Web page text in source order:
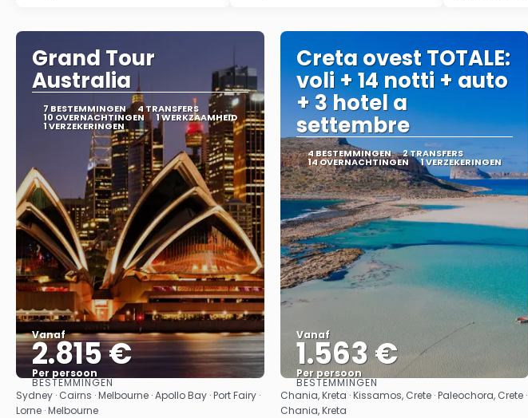
Grand Tour
Australia
7 BESTEMMINGEN 4 TRANSFERS
10 OVERNACHTINGEN 1 WERKZAAMHEID
1 VERZEKERINGEN
Vanaf
2.815 €
Per persoon
Bekijk
BESTEMMINGEN
Sydney · Cairns · Melbourne · Apollo Bay · Port Fairy ·
Lorne · Melbourne
Creta ovest TOTALE:
voli + 14 notti + auto
+ 3 hotel a
settembre
4 BESTEMMINGEN 2 TRANSFERS
14 OVERNACHTINGEN 1 VERZEKERINGEN
Vanaf
1.563 €
Per persoon
Bekijk
BESTEMMINGEN
Chania, Kreta · Kissamos, Crete · Paleochora, Crete ·
Chania, Kreta